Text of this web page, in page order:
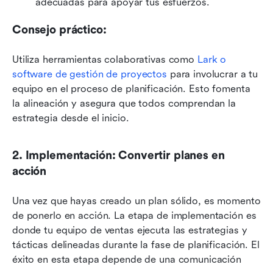
Consejo práctico:
Utiliza herramientas colaborativas como Lark o
software de gestión de proyectos para involucrar a tu
equipo en el proceso de planificación. Esto fomenta
la alineación y asegura que todos comprendan la
estrategia desde el inicio.
2. Implementación: Convertir planes en
acción
Una vez que hayas creado un plan sólido, es momento
de ponerlo en acción. La etapa de implementación es
donde tu equipo de ventas ejecuta las estrategias y
tácticas delineadas durante la fase de planificación. El
éxito en esta etapa depende de una comunicación